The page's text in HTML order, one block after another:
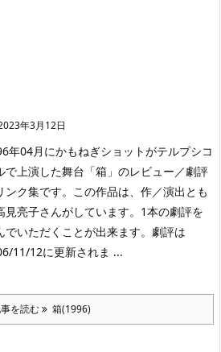
年3月12日
年04月にかもねぎショットがテルプシコ
で上演した舞台「箱」のレビュー／劇評
ンク集です。この作品は、作／演出とも
見亮子さんがしています。1本の劇評を
でいただくことが出来ます。劇評は
11/12に更新されま ...
を読む 箱(1996)